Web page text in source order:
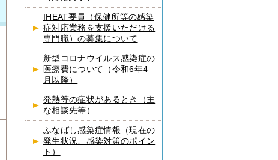
IHEAT要員（保健所等の感染
症対応業務を支援いただける
専門職）の募集について
新型コロナウイルス感染症の
医療費について（令和6年4
月以降）
発熱等の症状があるとき（主
な相談先等）
ふなばし感染症情報（現在の
発生状況、感染対策のポイン
ト）